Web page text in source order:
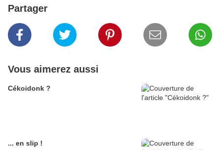
Partager
Vous aimerez aussi
Cékoidonk ?
... en slip !